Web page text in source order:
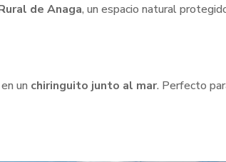
de Anaga, un espacio natural
un chiringuito junto al mar. Perfecto